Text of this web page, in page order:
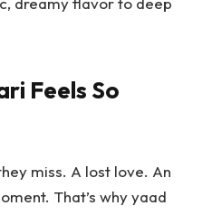
Feels So
miss. A lost love. An
That’s why yaad